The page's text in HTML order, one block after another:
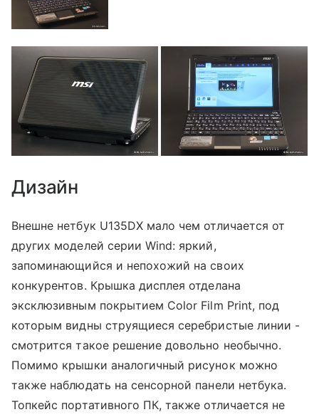
Дизайн
Внешне нетбук U135DX мало чем отличается от
других моделей серии Wind: яркий,
запоминающийся и непохожий на своих
конкурентов. Крышка дисплея отделана
эксклюзивным покрытием Color Film Print, под
которым видны струящиеся серебристые линии -
смотрится такое решение довольно необычно.
Помимо крышки аналогичный рисунок можно
также наблюдать на сенсорной панели нетбука.
Топкейс портативного ПК, также отличается не